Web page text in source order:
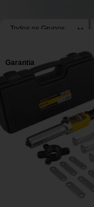
Garantia
| Ferramentas
manuais para uso